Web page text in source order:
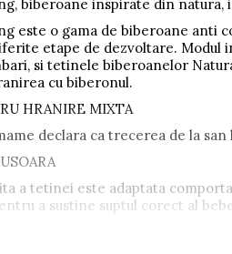
biberoane inspirate din
este o gama de biberoane anti
etape de dezvoltare. Modul
si tetinele biberoanelor
cu biberonul.
HRANIRE MIXTA
declara ca trecerea de la
a tetinei este adaptata
a sustine suptul corect al
COLICI